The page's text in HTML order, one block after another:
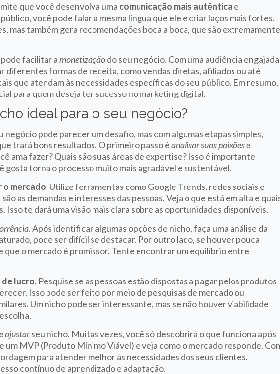
que você desenvolva uma comunicação mais autêntica e
você pode falar a mesma língua que ele e criar laços mais fortes.
mas também gera recomendações boca a boca, que são extremamente
pode facilitar amonetizaçãodo seu negócio. Com uma audiência engajada
diferentes formas de receita, como vendas diretas, afiliados ou até
que atendam às necessidades específicas do seu público. Em resumo,
para quem deseja ter sucesso no marketing digital.
ideal para o seu negócio?
negócio pode parecer um desafio, mas com algumas etapas simples,
trará bons resultados. O primeiro passo éanalisar suas paixões e
ama fazer? Quais são suas áreas de expertise? Isso é importante
gosta torna o processo muito mais agradável e sustentável.
o mercado. Utilize ferramentas como Google Trends, redes sociais e
as demandas e interesses das pessoas. Veja o que está em alta e
Isso te dará uma visão mais clara sobre as oportunidades disponíveis.
. Após identificar algumas opções de nicho, faça uma análise da
pode ser difícil se destacar. Por outro lado, se houver pouca
que o mercado é promissor. Tente encontrar um equilíbrio entre
lucro. Pesquise se as pessoas estão dispostas a pagar pelos produtos
Isso pode ser feito por meio de pesquisas de mercado ou
Um nicho pode ser interessante, mas se não houver viabilidade
ajustarseu nicho. Muitas vezes, você só descobrirá o que funciona após
um MVP (Produto Mínimo Viável) e veja como o mercado responde.
para atender melhor às necessidades dos seus clientes.
contínuo de aprendizado e adaptação.